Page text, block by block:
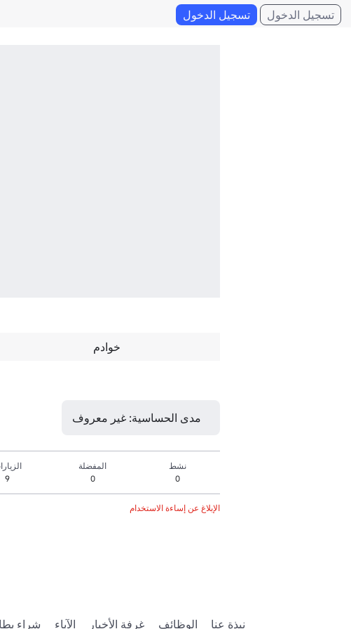
تسجيل الدخول تسجيل الدخول
خوادم
مدى الحساسية: غير معروف
نشط
0
المفضلة
0
9
الإبلاغ عن إساءة الاستخدام
نبذة عنا الوظائف غرفة الأخبار الآباء شراء